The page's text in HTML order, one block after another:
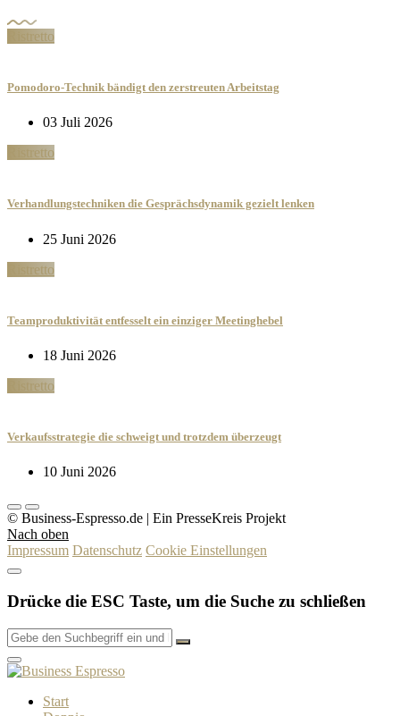
Ristretto
Pomodoro-Technik bändigt den zerstreuten Arbeitstag
03 Juli 2026
Ristretto
Verhandlungstechniken die Gesprächsdynamik gezielt lenken
25 Juni 2026
Ristretto
Teamproduktivität entfesselt ein einziger Meetinghebel
18 Juni 2026
Ristretto
Verkaufsstrategie die schweigt und trotzdem überzeugt
10 Juni 2026
© Business-Espresso.de | Ein PresseKreis Projekt
Nach oben
Impressum Datenschutz Cookie Einstellungen
Drücke die ESC Taste, um die Suche zu schließen
Start